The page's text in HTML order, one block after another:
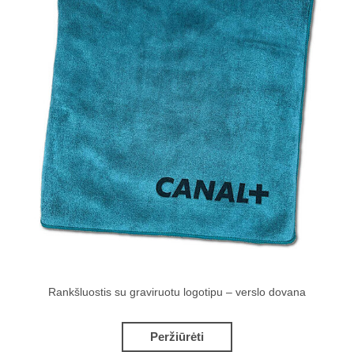
Rankšluostis su graviruotu logotipu – verslo dovana
Peržiūrėti